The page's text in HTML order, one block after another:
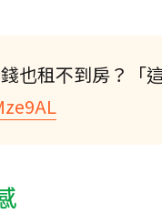
也租不到房？「